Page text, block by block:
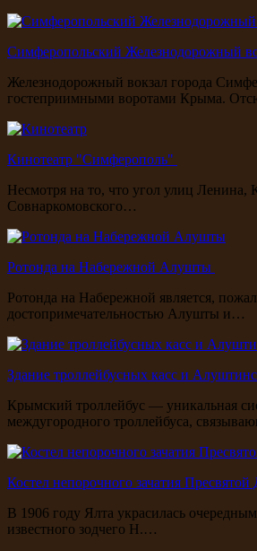
Симферопольский Железнодорожный
Железнодорожный вокзал города
гостеприимными воротами Крыма.
Кинотеатр "Симферополь"
Несмотря на то, что угол улиц Ленина,
Совнаркомовского…
Ротонда на Набережной Алушты
Ротонда на Набережной является,
достопримечательностью Алушты и…
Здание троллейбусных касс и
Крымский троллейбус — уникальная
междугородного троллейбуса,
Костел непорочного зачатия
В 1906 году Ялта украсилась
известного зодчего Н.…